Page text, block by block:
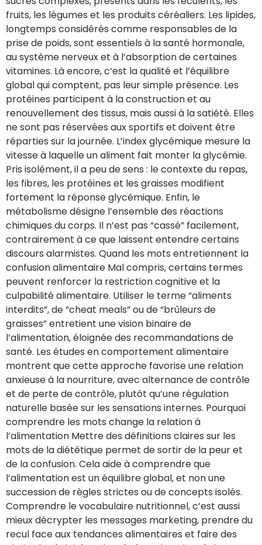
fruits, les légumes et les produits céréaliers. Les lipides,
longtemps considérés comme responsables de la
prise de poids, sont essentiels à la santé hormonale,
au système nerveux et à l’absorption de certaines
vitamines. Là encore, c’est la qualité et l’équilibre
global qui comptent, pas leur simple présence. Les
protéines participent à la construction et au
renouvellement des tissus, mais aussi à la satiété. Elles
ne sont pas réservées aux sportifs et doivent être
réparties sur la journée. L’index glycémique mesure la
vitesse à laquelle un aliment fait monter la glycémie.
Pris isolément, il a peu de sens : le contexte du repas,
les fibres, les protéines et les graisses modifient
fortement la réponse glycémique. Enfin, le
métabolisme désigne l’ensemble des réactions
chimiques du corps. Il n’est pas “cassé” facilement,
contrairement à ce que laissent entendre certains
discours alarmistes. Quand les mots entretiennent la
confusion alimentaire Mal compris, certains termes
peuvent renforcer la restriction cognitive et la
culpabilité alimentaire. Utiliser le terme “aliments
interdits”, de “cheat meals” ou de “brûleurs de
graisses” entretient une vision binaire de
l’alimentation, éloignée des recommandations de
santé. Les études en comportement alimentaire
montrent que cette approche favorise une relation
anxieuse à la nourriture, avec alternance de contrôle
et de perte de contrôle, plutôt qu’une régulation
naturelle basée sur les sensations internes. Pourquoi
comprendre les mots change la relation à
l’alimentation Mettre des définitions claires sur les
mots de la diététique permet de sortir de la peur et
de la confusion. Cela aide à comprendre que
l’alimentation est un équilibre global, et non une
succession de règles strictes ou de concepts isolés.
Comprendre le vocabulaire nutritionnel, c’est aussi
mieux décrypter les messages marketing, prendre du
recul face aux tendances alimentaires et faire des